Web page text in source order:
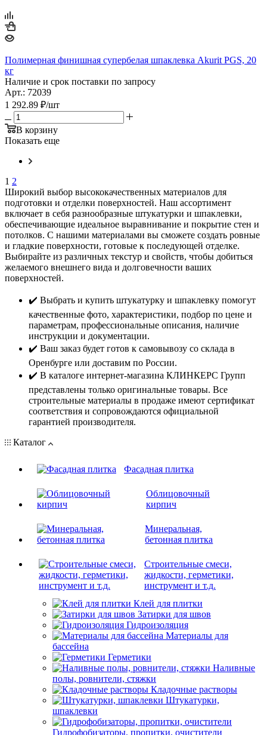
Полимерная финишная супербелая шпаклевка Akurit PGS, 20
кг
Наличие и срок поставки по запросу
Арт.: 72039
1 292.89 ₽/шт
В корзину
Показать еще
1 2
Широкий выбор высококачественных материалов для
подготовки и отделки поверхностей. Наш ассортимент
включает в себя разнообразные штукатурки и шпаклевки,
обеспечивающие идеальное выравнивание и покрытие стен и
потолков. С нашими материалами вы сможете создать ровные
и гладкие поверхности, готовые к последующей отделке.
Выбирайте из различных текстур и свойств, чтобы добиться
желаемого внешнего вида и долговечности ваших
поверхностей.
✔️ Выбрать и купить штукатурку и шпаклевку помогут
качественные фото, характеристики, подбор по цене и
параметрам, профессиональные описания, наличие
инструкции и документации.
✔️ Ваш заказ будет готов к самовывозу со склада в
Оренбурге или доставим по России.
✔️ В каталоге интернет-магазина КЛИНКЕРС Групп
представлены только оригинальные товары. Все
строительные материалы в продаже имеют сертификат
соответствия и сопровождаются официальной
гарантией производителя.
Каталог
Фасадная плитка
Облицовочный
кирпич
Минеральная,
бетонная плитка
Строительные смеси,
жидкости, герметики,
инструмент и т.д.
Клей для плитки
Затирки для швов
Гидроизоляция
Материалы для
бассейна
Герметики
Наливные
полы, ровнители, стяжки
Кладочные растворы
Штукатурки,
шпаклевки
Гидрофобизаторы, пропитки, очистители